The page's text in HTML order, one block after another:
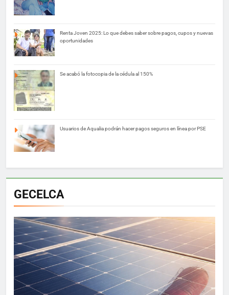
Renta Joven 2025: Lo que debes saber sobre pagos, cupos y nuevas
oportunidades
Se acabó la fotocopia de la cédula al 150%
Usuarios de Aqualia podrán hacer pagos seguros en línea por PSE
GECELCA